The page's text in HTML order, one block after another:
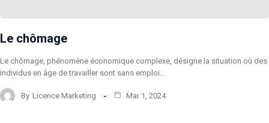
Le chômage
Le chômage, phénomène économique complexe, désigne la situation où des
individus en âge de travailler sont sans emploi…
By Licence Marketing Mar 1, 2024